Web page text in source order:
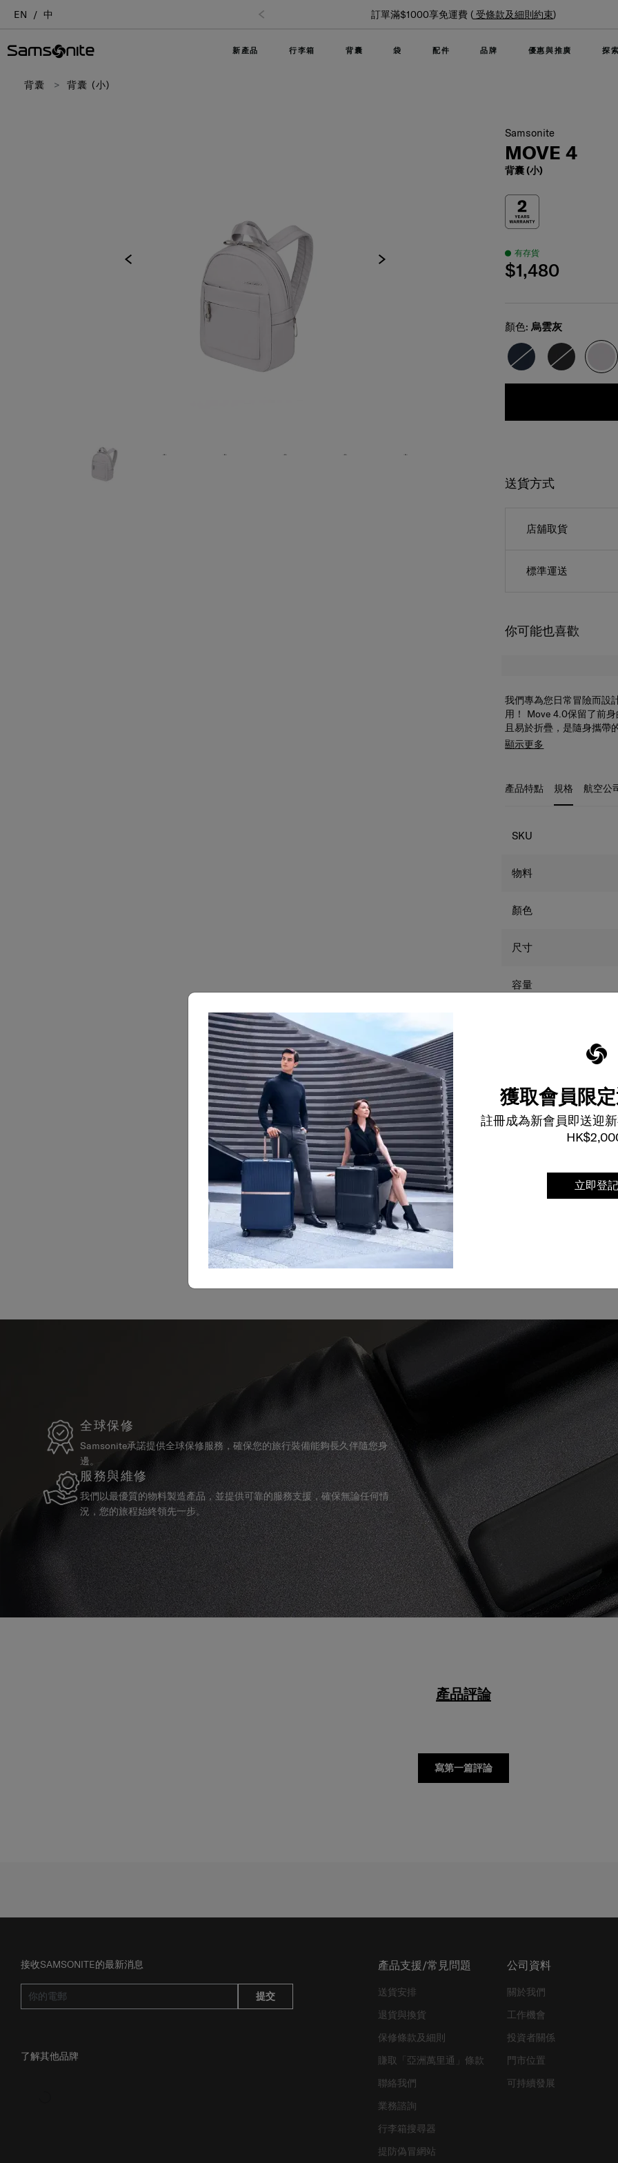
獲取會員限
註冊成為新會員即送迎
立即登記
EN 中 夏日限時優惠: 精選行李箱低至6折
新產品 行李箱 背囊 袋 配件 品牌 優惠與推廣 探
背囊 背囊 (小)
Samsonite
MOVE 4
背囊 (小)
有存貨
$1,480
Select
顏色:烏雲灰
送貨方式
店舖取貨
標準運送
你可能也喜歡
我們專為您日常冒險而設
用！ Move 4.0保留了前
且易於折疊，是隨身攜帶
顯示更多
產品特點 規格 航空公
規格
SKU
物料
顏色
尺寸
容量
本網站顯示的產品尺
色只供參考，並可能
實物之顏色不同。
全球保修
Samsonite承諾提供全球保修服務，確保您的旅行裝備能夠長久伴隨您身
邊。
服務與維修
我們以最優質的物料製造產品，並提供可靠的服務支援，確保無論任何情
況，您的旅程始終領先一步。
產品評論
寫第一篇評論
接收SAMSONITE的最新消息
提交
了解其他品牌
產品支援/常見問題
送貨安排
退貨與換貨
保修條款及細則
賺取「亞洲萬里通」條款
聯絡我們
業務諮詢
行李箱搜尋器
提防偽冒網站
公司資料
關於我們
工作機會
投資者關係
門市位置
可持續發展